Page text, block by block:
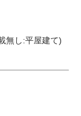
無し:平屋建て)